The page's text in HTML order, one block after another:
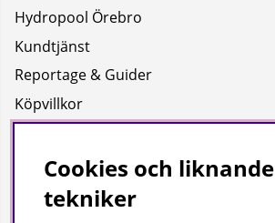
Hydropool Örebro
Kundtjänst
Reportage & Guider
Köpvillkor
Uppgifter för leverans
Om oss
Cookies och liknande
tekniker